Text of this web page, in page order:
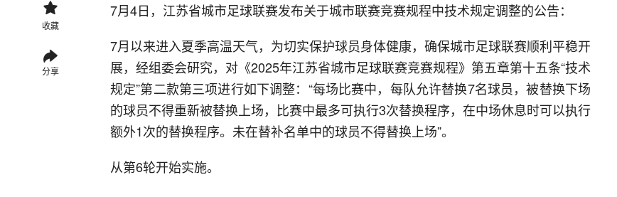
收藏
分享
7月4日，江苏省城市足球联赛发布关于城市联赛竞赛规程中技术规定调整的公告：
7月以来进入夏季高温天气，为切实保护球员身体健康，确保城市足球联赛顺利平稳开
展，经组委会研究，对《2025年江苏省城市足球联赛竞赛规程》第五章第十五条“技术
规定”第二款第三项进行如下调整：“每场比赛中，每队允许替换7名球员，被替换下场
的球员不得重新被替换上场，比赛中最多可执行3次替换程序，在中场休息时可以执行
额外1次的替换程序。未在替补名单中的球员不得替换上场”。
从第6轮开始实施。